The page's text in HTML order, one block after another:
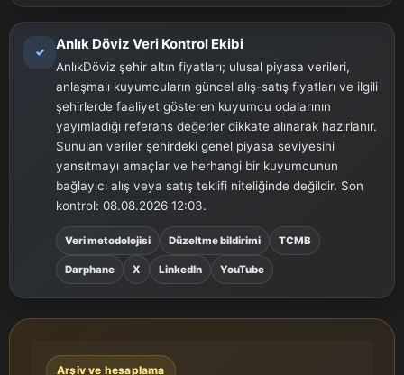
✓ Anlık Döviz Veri Kontrol Ekibi
AnlıkDöviz şehir altın fiyatları; ulusal piyasa verileri,
anlaşmalı kuyumcuların güncel alış-satış fiyatları ve ilgili
şehirlerde faaliyet gösteren kuyumcu odalarının
yayımladığı referans değerler dikkate alınarak hazırlanır.
Sunulan veriler şehirdeki genel piyasa seviyesini
yansıtmayı amaçlar ve herhangi bir kuyumcunun
bağlayıcı alış veya satış teklifi niteliğinde değildir. Son
kontrol: 08.08.2026 12:03.
Veri metodolojisi Düzeltme bildirimi TCMB
Darphane X LinkedIn YouTube
Arşiv ve hesaplama